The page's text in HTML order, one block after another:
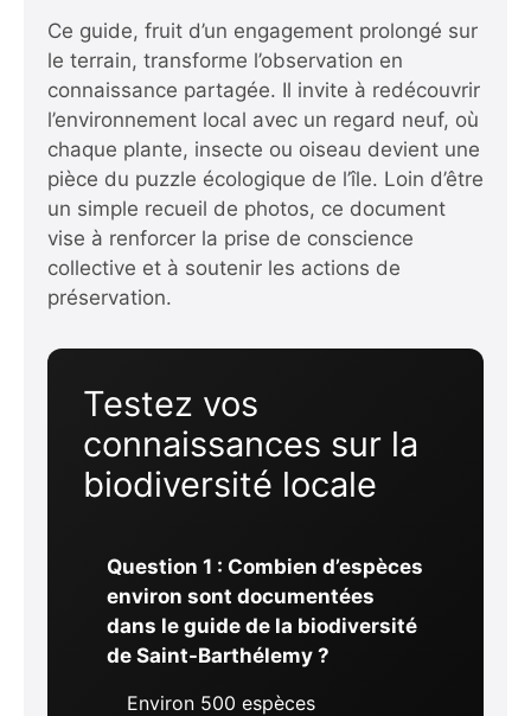
Ce guide, fruit d’un engagement prolongé sur
le terrain, transforme l’observation en
connaissance partagée. Il invite à redécouvrir
l’environnement local avec un regard neuf, où
chaque plante, insecte ou oiseau devient une
pièce du puzzle écologique de l’île. Loin d’être
un simple recueil de photos, ce document
vise à renforcer la prise de conscience
collective et à soutenir les actions de
préservation.
Testez vos
connaissances sur la
biodiversité locale
Question 1 : Combien d’espèces
environ sont documentées
dans le guide de la biodiversité
de Saint-Barthélemy ?
Environ 500 espèces